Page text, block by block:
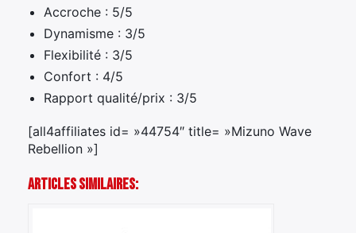
Accroche : 5/5
Dynamisme : 3/5
Flexibilité : 3/5
Confort : 4/5
Rapport qualité/prix : 3/5
[all4affiliates id= »44754″ title= »Mizuno Wave
Rebellion »]
Articles Similaires: